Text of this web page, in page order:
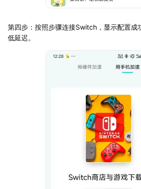
第四步：按照步骤连接Switch，显示配置成
低延迟。